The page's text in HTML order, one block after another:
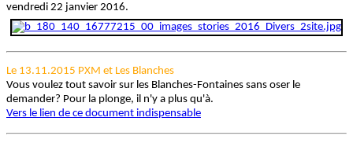
vendredi 22 janvier 2016.
Le 13.11.2015 PXM et Les Blanches
Vous voulez tout savoir sur les Blanches-Fontaines sans oser le
demander? Pour la plonge, il n'y a plus qu'à.
Vers le lien de ce document indispensable